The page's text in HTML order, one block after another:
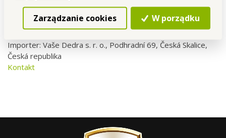
Zarządzanie cookies W porządku
Wysokość każdej krawędzi przylegającej do mebli wynosi 25
mm. Pionowa i pozioma.
Importer: Vaše Dedra s. r. o., Podhradní 69, Česká Skalice,
Česká republika
Kontakt